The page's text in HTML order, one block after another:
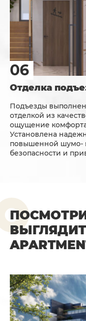
Отделка
Подъезды
отделкой из
ощущение
Установлена
повышенной шумо-
безопасности и
ВЫГЛЯДИТ